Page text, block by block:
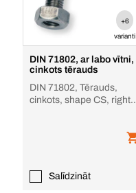
+6
varianti
DIN 71802, ar labo vītni,
cinkots tērauds
DIN 71802, Tērauds,
cinkots, shape CS, right-
Salīdzināt